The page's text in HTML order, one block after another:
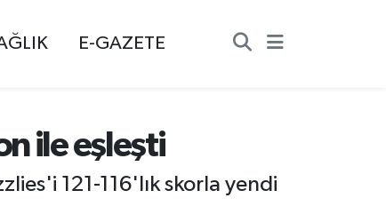
E-GAZETE
ile eşleşti
121-116'lık skorla yendi